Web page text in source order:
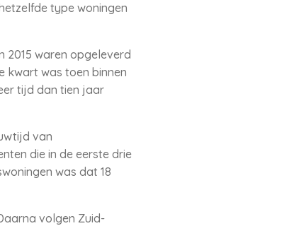
type woningen
2015 waren opgeleverd
kwart was toen binnen
tijd dan tien jaar
van
die in de eerste drie
was dat 18
volgen Zuid-